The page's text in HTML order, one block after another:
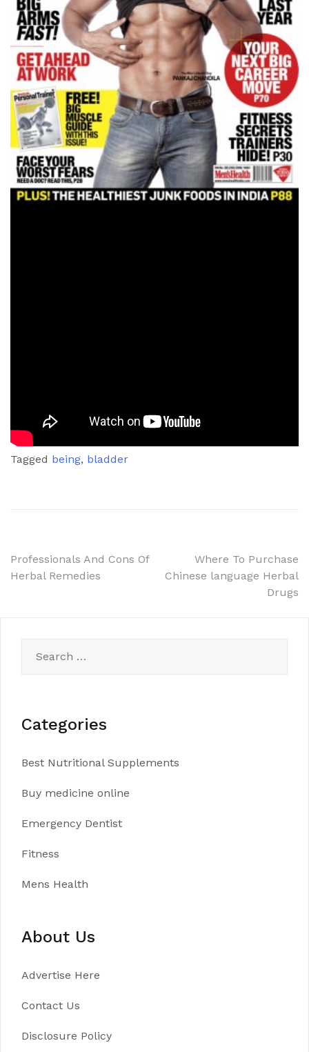
Tagged being, bladder
Post
Professionals And Cons Of
Herbal Remedies
Where To Purchase
Chinese language Herbal
Drugs
for:
Categories
Best Nutritional Supplements
Buy medicine online
Emergency Dentist
Fitness
Mens Health
About Us
Advertise Here
Contact Us
Disclosure Policy